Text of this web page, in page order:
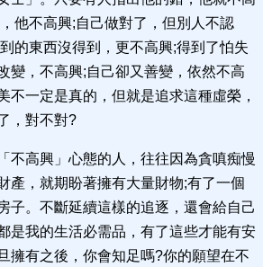
他不高興;自己做對了，但別人不認
的東西沒得到，更不高興;得到了怕失
變，不高興;自己卻又善變，依然不高
不一定是真的，但就是追求這種虛榮，
，對不對?
不高興」心態的人，往往因為貪嗔痴慢
產，就期盼著擁有大量財物;有了一個
子。不斷延續這樣的追逐，還會給自己
是我的生活必需品，有了這些才能有安
擁有之後，你會知足嗎?你的願望在不